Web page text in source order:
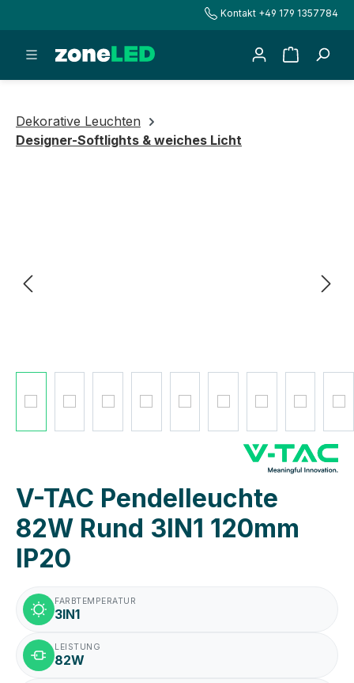
Kontakt +49 179 1357784
Dekorative Leuchten
Designer-Softlights & weiches Licht
V-TAC Pendelleuchte
82W Rund 3IN1 120mm
IP20
FARBTEMPERATUR
3IN1
LEISTUNG
82W